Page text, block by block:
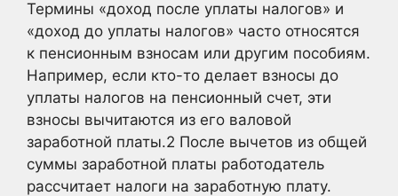
Термины «доход после уплаты налогов» и
«доход до уплаты налогов» часто относятся
к пенсионным взносам или другим пособиям.
Например, если кто-то делает взносы до
уплаты налогов на пенсионный счет, эти
взносы вычитаются из его валовой
заработной платы.2 После вычетов из общей
суммы заработной платы работодатель
рассчитает налоги на заработную плату.